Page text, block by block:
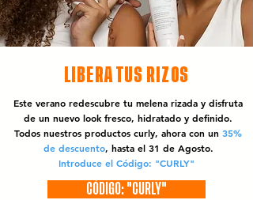
LIBERA TUS RIZOS
Este verano redescubre tu melena rizada y disfruta
de un nuevo look fresco, hidratado y definido.
Todos nuestros productos curly, ahora con un 35%
de descuento, hasta el 31 de Agosto.
Introduce el Código: "CURLY"
CÓDIGO: "CURLY"